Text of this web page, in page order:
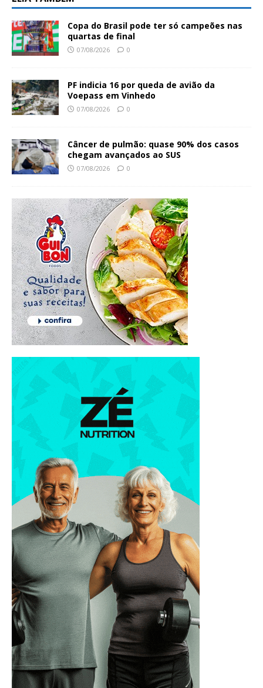
Copa do Brasil pode ter só campeões nas
quartas de final
07/08/2026 0
PF indicia 16 por queda de avião da
Voepass em Vinhedo
07/08/2026 0
Câncer de pulmão: quase 90% dos casos
chegam avançados ao SUS
07/08/2026 0